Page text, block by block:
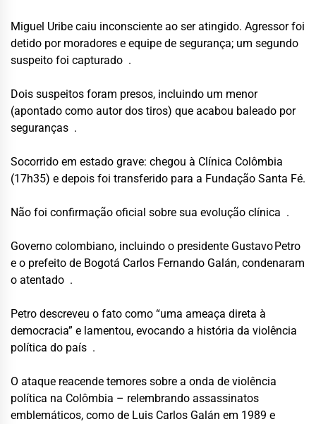
Miguel Uribe caiu inconsciente ao ser atingido. Agressor foi
detido por moradores e equipe de segurança; um segundo
suspeito foi capturado .
Dois suspeitos foram presos, incluindo um menor
(apontado como autor dos tiros) que acabou baleado por
seguranças .
Socorrido em estado grave: chegou à Clínica Colômbia
(17h35) e depois foi transferido para a Fundação Santa Fé.
Não foi confirmação oficial sobre sua evolução clínica .
Governo colombiano, incluindo o presidente Gustavo Petro
e o prefeito de Bogotá Carlos Fernando Galán, condenaram
o atentado .
Petro descreveu o fato como “uma ameaça direta à
democracia” e lamentou, evocando a história da violência
política do país .
O ataque reacende temores sobre a onda de violência
política na Colômbia – relembrando assassinatos
emblemáticos, como de Luis Carlos Galán em 1989 e